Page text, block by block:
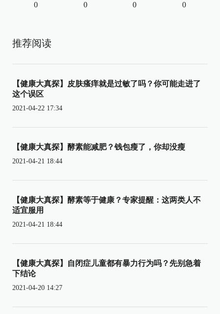
0 0 0 0
推荐阅读
【健康大真探】皮肤瘙痒就是过敏了吗？你可能走进了
这个误区
2021-04-22 17:34
【健康大真探】酵素能减肥？钱包瘦了，你却没瘦
2021-04-21 18:44
【健康大真探】酵素等于健康？专家提醒：这两类人不
适宜服用
2021-04-21 18:44
【健康大真探】自闭症儿童都有暴力行为吗？先别急着
下结论
2021-04-20 14:27